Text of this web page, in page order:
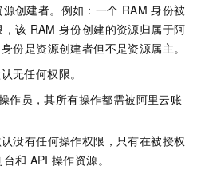
创建者。例如：一个 RAM 身份被
，该 RAM 身份创建的资源归属于阿
身份是资源创建者但不是资源属主。
无任何权限。
作员，其所有操作都需被阿里云账
没有任何操作权限，只有在被授权
和 API 操作资源。